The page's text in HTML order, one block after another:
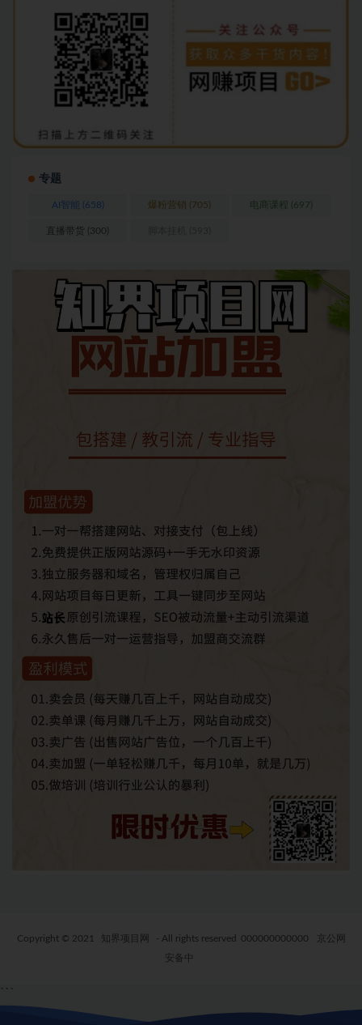
专题
AI智能 (658) 爆粉营销 (705) 电商课程 (697)
直播带货 (300)
Copyright © 2021 知界项目网 - All rights reserved 000000000000
京公网
安备中
```